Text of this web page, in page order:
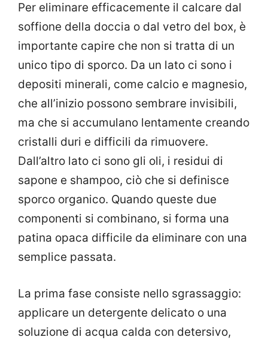
Per eliminare efficacemente il calcare dal
soffione della doccia o dal vetro del box, è
importante capire che non si tratta di un
unico tipo di sporco. Da un lato ci sono i
depositi minerali, come calcio e magnesio,
che all’inizio possono sembrare invisibili,
ma che si accumulano lentamente creando
cristalli duri e difficili da rimuovere.
Dall’altro lato ci sono gli oli, i residui di
sapone e shampoo, ciò che si definisce
sporco organico. Quando queste due
componenti si combinano, si forma una
patina opaca difficile da eliminare con una
semplice passata.
La prima fase consiste nello sgrassaggio:
applicare un detergente delicato o una
soluzione di acqua calda con detersivo,